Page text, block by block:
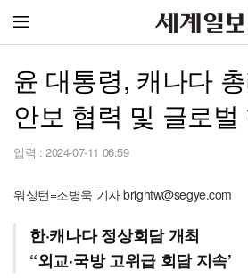
윤 대통령, 캐나다
안보 협력 및 글로벌
입력 : 2024-07-11 06:59
워싱턴=조병욱 기자 brightw@segye.com
한·캐나다 정상회담 개최
“외교·국방 고위급 회담 지속’